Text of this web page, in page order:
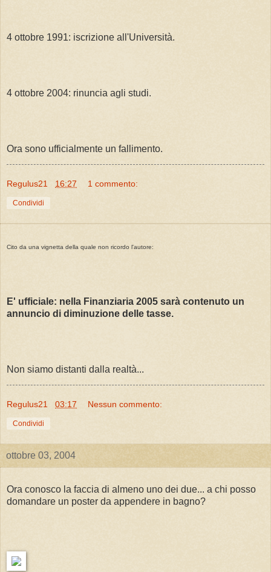
4 ottobre 1991: iscrizione all'Università.
4 ottobre 2004: rinuncia agli studi.
Ora sono ufficialmente un fallimento.
Regulus21 16:27 1 commento:
Condividi
Cito da una vignetta della quale non ricordo l'autore:
E' ufficiale: nella Finanziaria 2005 sarà contenuto un
annuncio di diminuzione delle tasse.
Non siamo distanti dalla realtà...
Regulus21 03:17 Nessun commento:
Condividi
ottobre 03, 2004
Ora conosco la faccia di almeno uno dei due... a chi posso
domandare un poster da appendere in bagno?